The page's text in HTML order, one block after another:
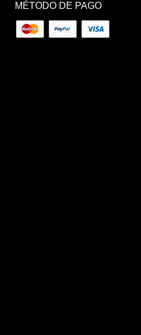
MÉTODO DE PAGO